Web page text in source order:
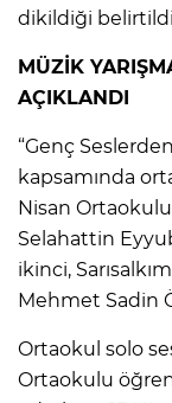
dikildiği
MÜZİK
AÇIKLANDI
“Genç
kapsamında
Nisan
Selahattin
ikinci,
Mehmet Sadin
Ortaokul solo
Ortaokulu